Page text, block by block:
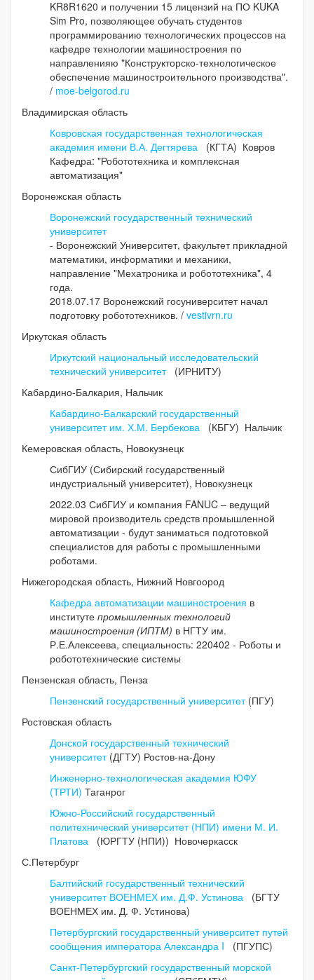
KR8R1620 и получении 15 лицензий на ПО KUKA
Sim Pro, позволяющее обучать студентов
программированию технологических процессов на
кафедре технологии машиностроения по
направленияю "Конструкторско-технологическое
обеспечение машиностроительного производства".
/ moe-belgorod.ru
Владимирская область
Ковровская государственная технологическая
академия имени В.А. Дегтярева
(КГТА) Ковров
Кафедра: "Робототехника и комплексная
автоматизация"
Воронежская область
Воронежский государственный технический
университет
- Воронежский Университет, факультет прикладной
математики, информатики и механики,
направление "Мехатроника и робототехника", 4
года.
2018.07.17 Воронежский госуниверситет начал
подготовку робототехников. / vestivrn.ru
Иркутская область
Иркутский национальный исследовательский
технический университет (ИРНИТУ)
Кабардино-Балкария, Нальчик
Кабардино-Балкарский государственный
университет им. Х.М. Бербекова
(КБГУ) Нальчик
Кемеровская область, Новокузнецк
СибГИУ (Сибирский государственный
индустриальный университет), Новокузнецк
2022.03 СибГИУ и компания FANUC – ведущий
мировой производитель средств промышленной
автоматизации - будут заниматься подготовкой
специалистов для работы с промышленными
роботами.
Нижегородская область, Нижний Новгоород
Кафедра автоматизации машиностроения в
институте промышленных технологий
машиностроения (ИПТМ) в НГТУ им.
Р.Е.Алексеева, специальность: 220402 - Роботы и
робототехнические системы
Пензенская область, Пенза
Пензенский государственный университет(ПГУ)
Ростовская область
Донской государственный технический
университет(ДГТУ) Ростов-на-Дону
Инженерно-технологическая академия ЮФУ
(ТРТИ) Таганрог
Южно-Российский государственный
политехнический университет (НПИ) имени М. И.
Платова
(ЮРГТУ (НПИ)) Новочеркасск
С.Петербург
Балтийский государственный технический
университет ВОЕНМЕХ им. Д.Ф. Устинова
(БГТУ
ВОЕНМЕХ им. Д. Ф. Устинова)
Петербургский государственный университет путей
сообщения императора Александра I
(ПГУПС)
Санкт-Петербургский государственный морской